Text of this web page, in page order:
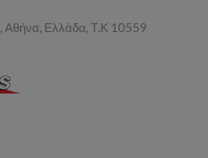
, Αθήνα, Ελλάδα, Τ.Κ 10559